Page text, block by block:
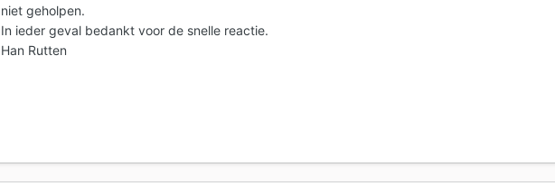
niet geholpen.
In ieder geval bedankt voor de snelle reactie.
Han Rutten